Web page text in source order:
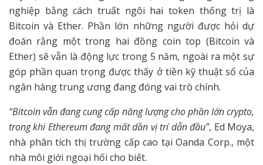
nghiệp bằng cách truất ngôi hai token thống trị là
Bitcoin và Ether. Phần lớn những người được hỏi dự
đoán rằng một trong hai đồng coin top (Bitcoin và
Ether) sẽ vẫn là động lực trong 5 năm, ngoài ra một sự
góp phần quan trọng được thấy ở tiền kỹ thuật số của
ngân hàng trung ương đang đóng vai trò chính.
“Bitcoin vẫn đang cung cấp năng lượng cho phần lớn crypto,
trong khi Ethereum đang mất dần vị trí dẫn đầu”, Ed Moya,
nhà phân tích thị trường cấp cao tại Oanda Corp., một
nhà môi giới ngoại hối cho biết.